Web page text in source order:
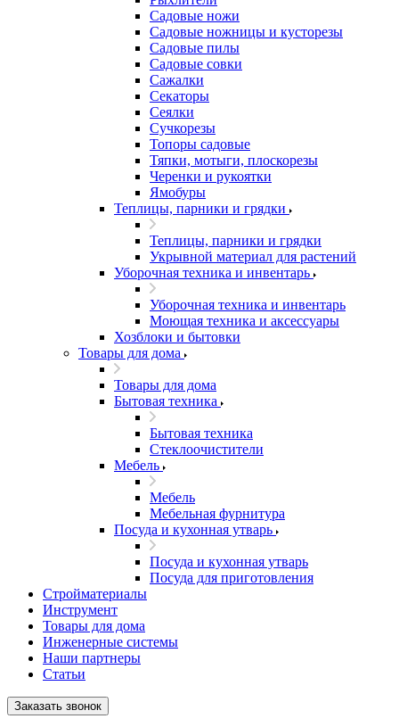
Садовые ножи
Садовые ножницы и кусторезы
Садовые пилы
Садовые совки
Сажалки
Секаторы
Сеялки
Сучкорезы
Топоры садовые
Тяпки, мотыги, плоскорезы
Черенки и рукоятки
Ямобуры
Теплицы, парники и грядки
Теплицы, парники и грядки
Укрывной материал для растений
Уборочная техника и инвентарь
Уборочная техника и инвентарь
Моющая техника и аксессуары
Хозблоки и бытовки
Товары для дома
Товары для дома
Бытовая техника
Бытовая техника
Стеклоочистители
Мебель
Мебель
Мебельная фурнитура
Посуда и кухонная утварь
Посуда и кухонная утварь
Посуда для приготовления
Стройматериалы
Инструмент
Товары для дома
Инженерные системы
Наши партнеры
Статьи
Заказать звонок